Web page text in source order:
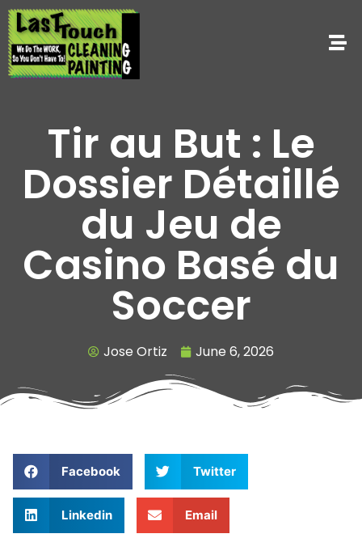
Tir au But : Le
Dossier Détaillé
du Jeu de
Casino Basé du
Soccer
Jose Ortiz June 6, 2026
Facebook Twitter
Linkedin Email